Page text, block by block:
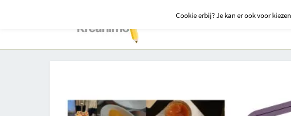
Contact Kids
Cookie erbij? Je kan er ook voor